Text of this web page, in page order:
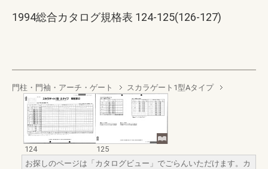
1994総合カタログ規格表 124-125(126-127)
門柱・門袖・アーチ・ゲート スカラゲート1型Aタイプ
124
125
お探しのページは「カタログビュー」でごらんいただけます。カ